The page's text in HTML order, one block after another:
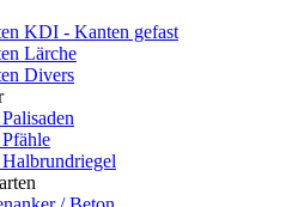
KDI - Kanten gefast
Lärche
Divers